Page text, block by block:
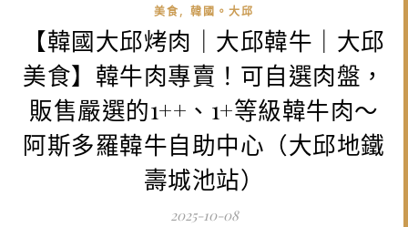
美食, 韓國。大邱
【韓國大邱烤肉｜大邱韓牛｜大邱
美食】韓牛肉專賣！可自選肉盤，
販售嚴選的1++、1+等級韓牛肉～
阿斯多羅韓牛自助中心（大邱地鐵
壽城池站）
2025-10-08